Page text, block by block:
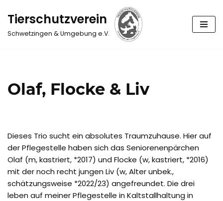
Zum
Inhalt
Tierschutzverein
Schwetzingen & Umgebung e.V.
Olaf, Flocke & Liv
Dieses Trio sucht ein absolutes Traumzuhause. Hier auf
der Pflegestelle haben sich das Seniorenenpärchen
Olaf (m, kastriert, *2017) und Flocke (w, kastriert, *2016)
mit der noch recht jungen Liv (w, Alter unbek.,
schätzungsweise *2022/23) angefreundet. Die drei
leben auf meiner Pflegestelle in Kaltstallhaltung in